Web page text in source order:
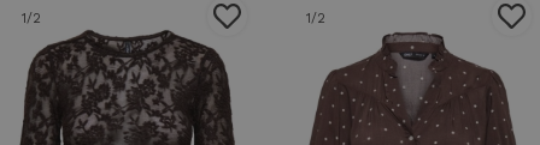
1/2 1/2